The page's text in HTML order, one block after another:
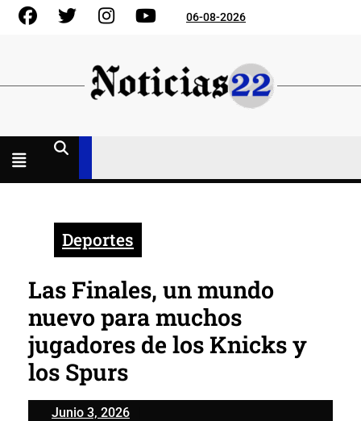
Skip
FacebookGorjeo InstagramYouTube06-08-2026
Deportes
Las Finales, un mundo
nuevo para muchos
jugadores de los Knicks y
los Spurs
Junio 3, 2026Junio